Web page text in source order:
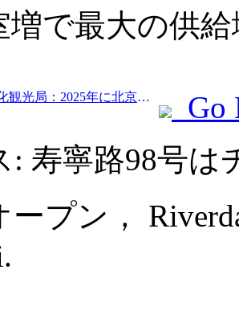
増で最大の供
Prev:北京市文化観光局：2025年に北京市を訪れた観光客は548万人で、前年比39％増加した。
Go
: 寿寧路98号
ープン，